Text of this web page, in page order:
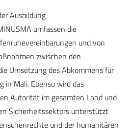
Ausbildung
umfassen die
und von
zwischen den
Umsetzung des Abkommens für
in Mali. Ebenso wird das
Autorität im gesamten Land und
Sicherheitssektors unterstützt
und der humanitären